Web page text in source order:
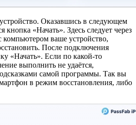
Оказавшись в следующем
кнопка «Начать». Здесь следует через
компьютером ваше устройство,
После подключения
«Начать». Если по какой-то
выполнить не удаётся,
самой программы. Так вы
в режим восстановления, либо